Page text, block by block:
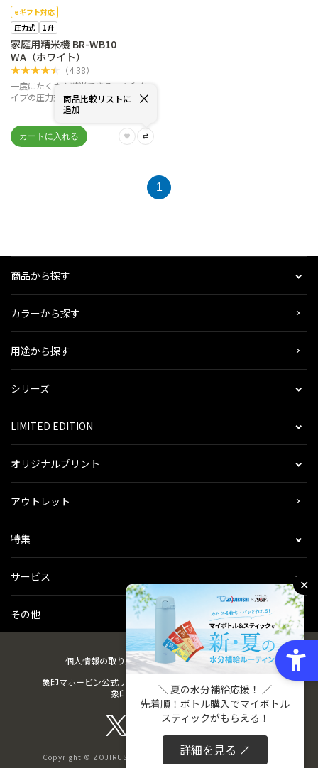
eギフト対応
圧力式
1升
家庭用精米機 BR-WB10
WA（ホワイト）
★★★★★ （4.38）
一度にたくさん精米できる、１升タ
イプの圧力式
商品比較リストに
追加
1
商品から探す
カラーから探す
用途から探す
シリーズ
LIMITED EDITION
オリジナルプリント
アウトレット
特集
サービス
その他
個人情報の取り扱い会社概要ご利用規約会員規約
象印マホービン公式サイト
象印パーツダイレクト
Copyright © ZOJIRUSHI CORPORATION. All Rights Reserved
✕
＼ 夏の水分補給応援！ ／
先着順！ボトル購入でマイボトル
スティックがもらえる！
詳細を見る ↗